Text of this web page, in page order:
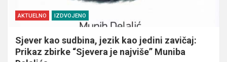
AKTUELNO IZDVOJENO
Sjever kao sudbina, jezik kao jedini zavičaj:
Prikaz zbirke “Sjevera je najviše” Muniba